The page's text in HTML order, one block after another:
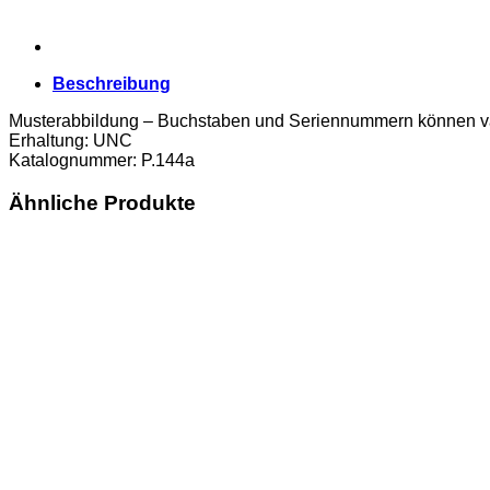
Beschreibung
Musterabbildung – Buchstaben und Seriennummern können
Erhaltung: UNC
Katalognummer: P.144a
Ähnliche Produkte